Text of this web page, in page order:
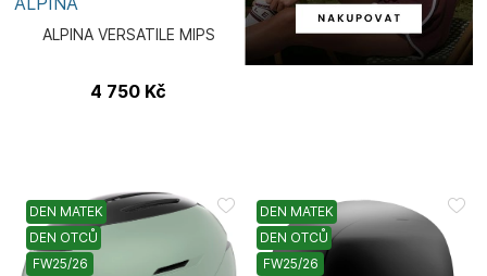
ALPINA VERSATILE MIPS
4 750 Kč
DEN MATEK
DEN OTCŮ
FW25/26
DEN MATEK
DEN OTCŮ
FW25/26